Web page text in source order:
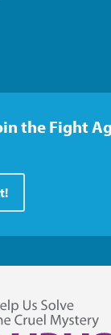
on YouTube
the Fight